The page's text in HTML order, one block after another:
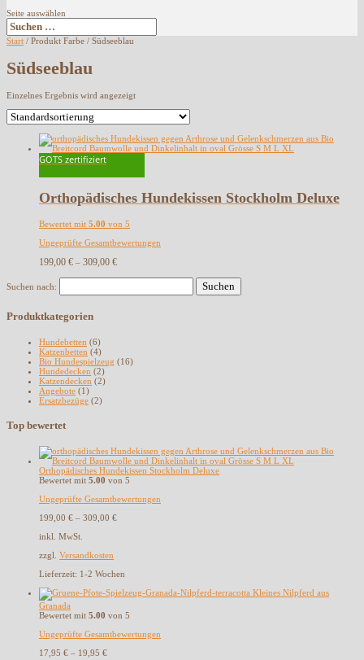
Seite auswählen
Start / Produkt Farbe / Südseeblau
Südseeblau
Einzelnes Ergebnis wird angezeigt
GOTS zertifiziert
Orthopädisches Hundekissen Stockholm Deluxe
Bewertet mit 5.00 von 5
Ungeprüfte Gesamtbewertungen
199,00 € – 309,00 €
Suchen nach:
Produktkategorien
Hundebetten (6)
Katzenbetten (4)
Bio Hundespielzeug (16)
Hundedecken (2)
Katzendecken (2)
Angebote (1)
Ersatzbezüge (2)
Top bewertet
Orthopädisches Hundekissen Stockholm Deluxe
Bewertet mit 5.00 von 5
Ungeprüfte Gesamtbewertungen
199,00 € – 309,00 €
inkl. MwSt.
zzgl. Versandkosten
Lieferzeit: 1-2 Wochen
Kleines Nilpferd aus
Granada
Bewertet mit 5.00 von 5
Ungeprüfte Gesamtbewertungen
17,95 € – 19,95 €